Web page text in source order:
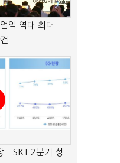
익 역대 최대…
…SKT 2분기 성